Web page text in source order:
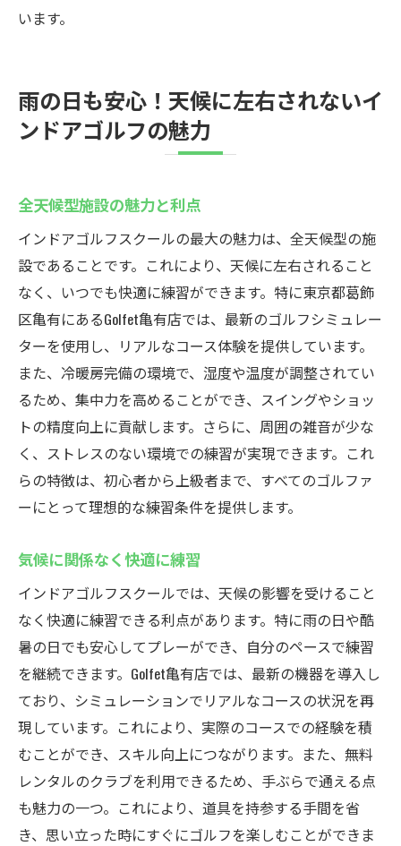
います。
雨の日も安心！天候に左右されないイ
ンドアゴルフの魅力
全天候型施設の魅力と利点
インドアゴルフスクールの最大の魅力は、全天候型の施
設であることです。これにより、天候に左右されること
なく、いつでも快適に練習ができます。特に東京都葛飾
区亀有にあるGolfet亀有店では、最新のゴルフシミュレー
ターを使用し、リアルなコース体験を提供しています。
また、冷暖房完備の環境で、湿度や温度が調整されてい
るため、集中力を高めることができ、スイングやショッ
トの精度向上に貢献します。さらに、周囲の雑音が少な
く、ストレスのない環境での練習が実現できます。これ
らの特徴は、初心者から上級者まで、すべてのゴルファ
ーにとって理想的な練習条件を提供します。
気候に関係なく快適に練習
インドアゴルフスクールでは、天候の影響を受けること
なく快適に練習できる利点があります。特に雨の日や酷
暑の日でも安心してプレーができ、自分のペースで練習
を継続できます。Golfet亀有店では、最新の機器を導入し
ており、シミュレーションでリアルなコースの状況を再
現しています。これにより、実際のコースでの経験を積
むことができ、スキル向上につながります。また、無料
レンタルのクラブを利用できるため、手ぶらで通える点
も魅力の一つ。これにより、道具を持参する手間を省
き、思い立った時にすぐにゴルフを楽しむことができま